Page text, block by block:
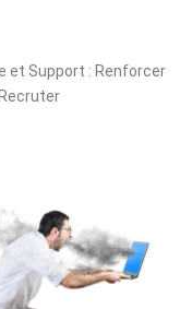
et Support : Renforcer